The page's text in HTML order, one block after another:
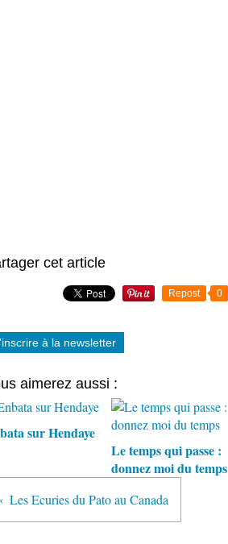
cet article
Repost 0
à la newsletter
aimerez aussi :
sur Hendaye
Le temps qui passe :
donnez moi du temps
Les Ecuries du Pato au Canada